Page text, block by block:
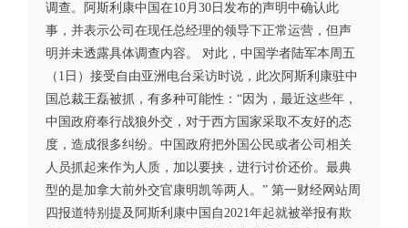
调查。阿斯利康中国在10月30日发布的声明中确认此
事，并表示公司在现任总经理的领导下正常运营，但声
明并未透露具体调查内容。 对此，中国学者陆军本周五
（1日）接受自由亚洲电台采访时说，此次阿斯利康驻中
国总裁王磊被抓，有多种可能性：“因为，最近这些年，
中国政府奉行战狼外交，对于西方国家采取不友好的态
度，造成很多纠纷。中国政府把外国公民或者公司相关
人员抓起来作为人质，加以要挟，进行讨价还价。最典
型的是加拿大前外交官康明凯等两人。” 第一财经网站周
四报道特别提及阿斯利康中国自2021年起就被举报有欺